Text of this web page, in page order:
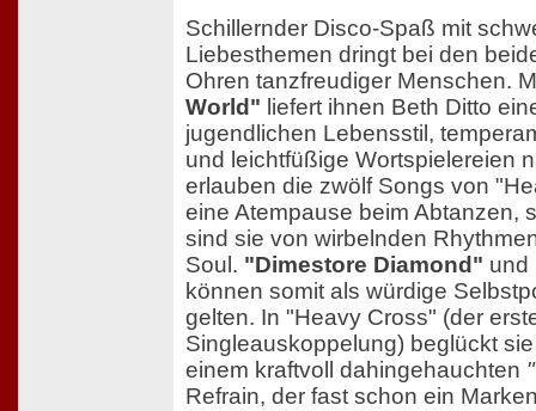
Schillernder Disco-Spaß mit
Liebesthemen dringt bei den
Ohren tanzfreudiger Menschen.
World" liefert ihnen Beth Ditto
jugendlichen Lebensstil,
und leichtfüßige Wortspielereien
erlauben die zwölf Songs von
eine Atempause beim Abtanzen,
sind sie von wirbelnden
Soul. "Dimestore Diamond" und
können somit als würdige
gelten. In "Heavy Cross" (der
Singleauskoppelung) beglückt
einem kraftvoll dahingehauchten
Refrain, der fast schon ein